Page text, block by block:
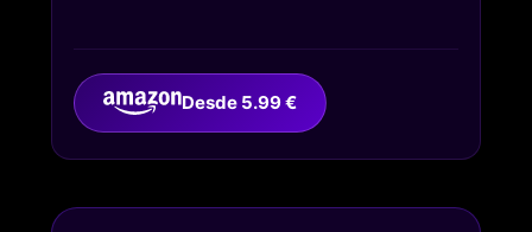
Desde 5.99 €